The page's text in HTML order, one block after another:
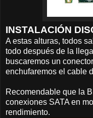
INSTALACIÓN
A estas alturas, todos
todo después de la
buscaremos un
enchufaremos el cable
Recomendable que la
conexiones SATA en
rendimiento.